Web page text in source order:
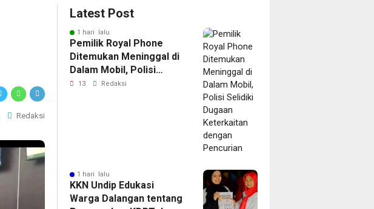
Redaksi
Latest Post
1 hari lalu
Pemilik Royal Phone
Ditemukan Meninggal di
Dalam Mobil, Polisi
Selidiki Dugaan
13 Redaksi
1 hari lalu
KKN Undip Edukasi
Warga Dalangan tentang